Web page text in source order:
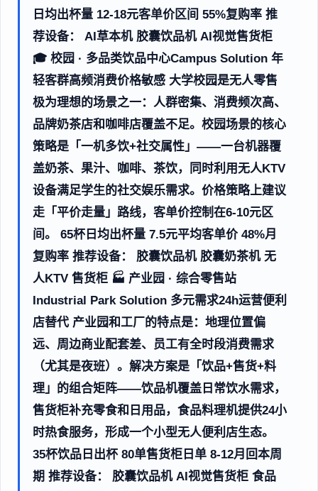
日均出杯量 12-18元客单价区间 55%复购率 推
荐设备： AI草本机 胶囊饮品机 AI视觉售货柜
🎓 校园 · 多品类饮品中心Campus Solution 年
轻客群高频消费价格敏感 大学校园是无人零售
极为理想的场景之一：人群密集、消费频次高、
品牌奶茶店和咖啡店覆盖不足。校园场景的核心
策略是「一机多饮+社交属性」——一台机器覆
盖奶茶、果汁、咖啡、茶饮，同时利用无人KTV
设备满足学生的社交娱乐需求。价格策略上建议
走「平价走量」路线，客单价控制在6-10元区
间。 65杯日均出杯量 7.5元平均客单价 48%月
复购率 推荐设备： 胶囊饮品机 胶囊奶茶机 无
人KTV 售货柜 🏭 产业园 · 综合零售站
Industrial Park Solution 多元需求24h运营便利
店替代 产业园和工厂的特点是：地理位置偏
远、周边商业配套差、员工有全时段消费需求
（尤其是夜班）。解决方案是「饮品+售货+料
理」的组合矩阵——饮品机覆盖日常饮水需求，
售货柜补充零食和日用品，食品料理机提供24小
时热食服务，形成一个小型无人便利店生态。
35杯饮品日出杯 80单售货柜日单 8-12月回本周
期 推荐设备： 胶囊饮品机 AI视觉售货柜 食品